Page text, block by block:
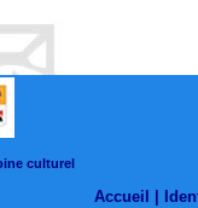
culturel
Accueil |